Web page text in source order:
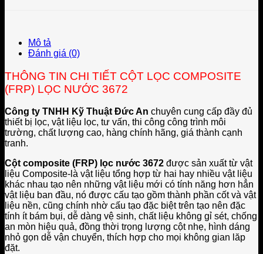
Mô tả
Đánh giá (0)
THÔNG TIN CHI TIẾT CỘT LỌC COMPOSITE
(FRP) LỌC NƯỚC 3672
Công ty TNHH Kỹ Thuật Đức An chuyên cung cấp đầy đủ
thiết bị lọc, vật liệu lọc, tư vấn, thi công công trình môi
trường, chất lượng cao, hàng chính hãng, giá thành cạnh
tranh.
Cột composite (FRP) lọc nước 3672 được sản xuất từ vật
liệu Composite-là vật liệu tổng hợp từ hai hay nhiều vật liệu
khác nhau tạo nên những vật liệu mới có tính năng hơn hẳn
vật liệu ban đầu, nó được cấu tạo gồm thành phần cốt và vật
liệu nền, cũng chính nhờ cấu tạo đặc biệt trên tạo nên đặc
tính ít bám bụi, dễ dàng vệ sinh, chất liệu không gỉ sét, chống
an mòn hiệu quả, đồng thời trọng lượng cột nhẹ, hình dáng
nhỏ gọn dễ vận chuyển, thích hợp cho mọi không gian lăp
đặt.